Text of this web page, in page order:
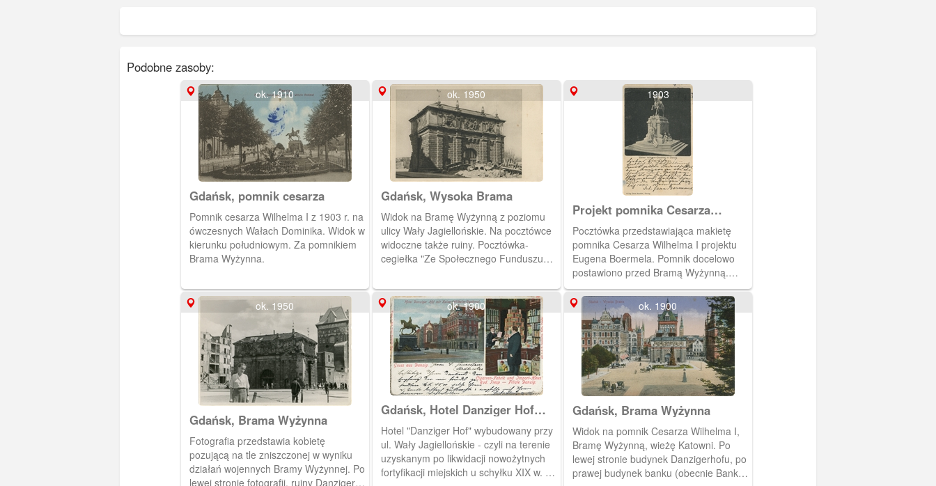
Podobne zasoby:
ok. 1910
Gdańsk, pomnik cesarza
Pomnik cesarza Wilhelma I z 1903 r. na
ówczesnych Wałach Dominika. Widok w
kierunku południowym. Za pomnikiem
Brama Wyżynna.
ok. 1950
Gdańsk, Wysoka Brama
Widok na Bramę Wyżynną z poziomu
ulicy Wały Jagiellońskie. Na pocztówce
widoczne także ruiny. Pocztówka-
cegiełka "Ze Społecznego Funduszu
odbudujemy Warszawę i miasta polskie"
Wysoka Brama została zbudowana w
1590 r na powitanie Zygmunta III.
1903
Projekt pomnika Cesarza
Wilhelma I
Pocztówka przedstawiająca makietę
pomnika Cesarza Wilhelma I projektu
Eugena Boermela. Pomnik docelowo
postawiono przed Bramą Wyżynną.
Widok na wprost.
ok. 1950
Gdańsk, Brama Wyżynna
Fotografia przedstawia kobietę
pozującą na tle zniszczonej w wyniku
działań wojennych Bramy Wyżynnej. Po
lewej stronie fotografii, ruiny Danziger
ok. 1900
Gdańsk, Hotel Danziger Hof
wraz z pomnikiem cesarza
Wilhelma I, Danzig Hotel
Danziger Hof mit Kaiser
Wilhelm - Denkmal
Hotel "Danziger Hof" wybudowany przy
ul. Wały Jagiellońskie - czyli na terenie
uzyskanym po likwidacji nowożytnych
fortyfikacji miejskich u schyłku XIX w. W
ok. 1900
Gdańsk, Brama Wyżynna
Widok na pomnik Cesarza Wilhelma I,
Bramę Wyżynną, wieżę Katowni. Po
lewej stronie budynek Danzigerhofu, po
prawej budynek banku (obecnie Bank